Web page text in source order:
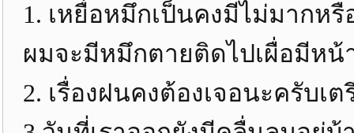
1. เหยื่อหมึกเป็นคงมีไม่มากห
ผมจะมีหมึกตายติดไปเผื่อมีห
2. เรื่องฝนคงต้องเจอนะครับเ